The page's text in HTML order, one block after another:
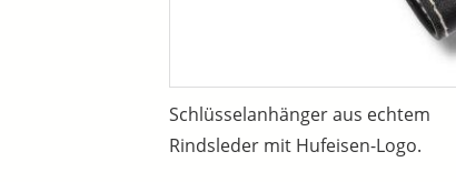
Schlüsselanhänger aus echtem
Rindsleder mit Hufeisen-Logo.